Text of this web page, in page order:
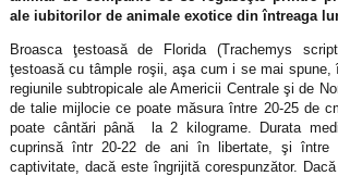
ale iubitorilor de animale exotice din întreaga
Broasca ţestoasă de Florida (Trachemys
ţestoasă cu tâmple roşii, aşa cum i se mai spune,
regiunile subtropicale ale Americii Centrale şi de
de talie mijlocie ce poate măsura între 20-25 de
poate cântări până la 2 kilograme. Durata
cuprinsă într 20-22 de ani în libertate, şi între
captivitate, dacă este îngrijită corespunzător.